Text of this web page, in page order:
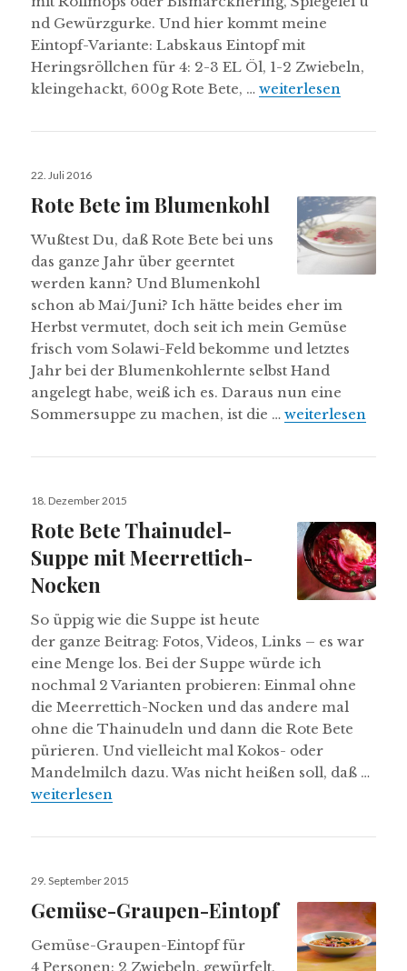
nd Gewürzgurke. Und hier kommt meine
Eintopf-Variante: Labskaus Eintopf mit
Heringsröllchen für 4: 2-3 EL Öl, 1-2 Zwiebeln,
kleingehackt, 600g Rote Bete, …Labskaus Eintopf
weiterlesen
Veröffentlicht
22. Juli 2016
Rote Bete im Blumenkohl
Wußtest Du, daß Rote Bete bei uns
das ganze Jahr über geerntet
werden kann? Und Blumenkohl
schon ab Mai/Juni? Ich hätte beides eher im
Herbst vermutet, doch seit ich mein Gemüse
frisch vom Solawi-Feld bekomme und letztes
Jahr bei der Blumenkohlernte selbst Hand
angelegt habe, weiß ich es. Daraus nun eine
Sommersuppe zu machen, ist die …Rote Bete im
weiterlesen
Veröffentlicht
18. Dezember 2015
Rote Bete Thainudel-
Suppe mit Meerrettich-
Nocken
So üppig wie die Suppe ist heute
der ganze Beitrag: Fotos, Videos, Links – es war
eine Menge los. Bei der Suppe würde ich
nochmal 2 Varianten probieren: Einmal ohne
die Meerrettich-Nocken und das andere mal
ohne die Thainudeln und dann die Rote Bete
pürieren. Und vielleicht mal Kokos- oder
Mandelmilch dazu. Was nicht heißen soll, daß …
Rote Bete Thainudel-Suppe mit Meerrettich-Nocken
weiterlesen
Veröffentlicht
29. September 2015
Gemüse-Graupen-Eintopf
Gemüse-Graupen-Eintopf für
4 Personen: 2 Zwiebeln, gewürfelt,